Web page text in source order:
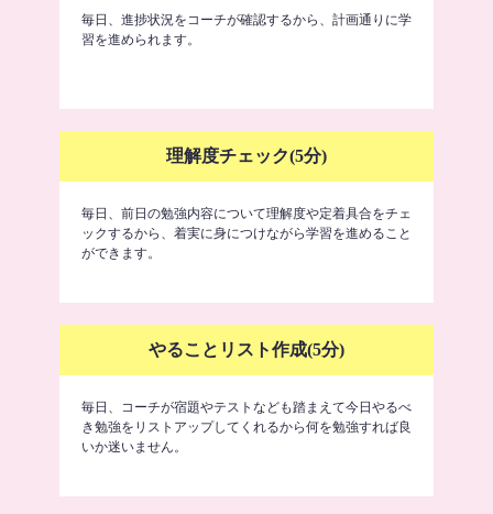
毎日、進捗状況をコーチが確認するから、計画通りに学
習を進められます。
理解度チェック(5分)
毎日、前日の勉強内容について理解度や定着具合をチェ
ックするから、着実に身につけながら学習を進めること
ができます。
やることリスト作成(5分)
毎日、コーチが宿題やテストなども踏まえて今日やるべ
き勉強をリストアップしてくれるから何を勉強すれば良
いか迷いません。